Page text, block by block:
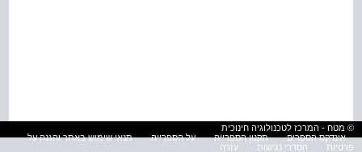
© מטח - המרכז לטכנולוגיה חינוכית
אינדקס הספרים
תקנון הספרייה על הספרייה
תנאי שימוש באתר והגנה על
פרטיות
הסדרי נגישות עזרה